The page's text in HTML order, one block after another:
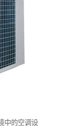
中的空调设